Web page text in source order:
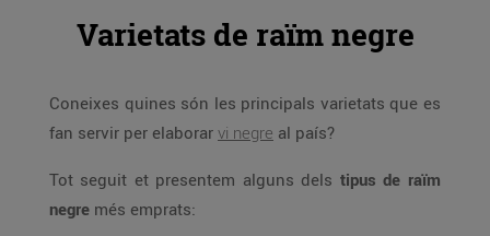
Varietats de raïm negre
Coneixes quines són les principals varietats que es
fan servir per elaborar vi negre al país?
Tot seguit et presentem alguns dels tipus de raïm
negre més emprats: